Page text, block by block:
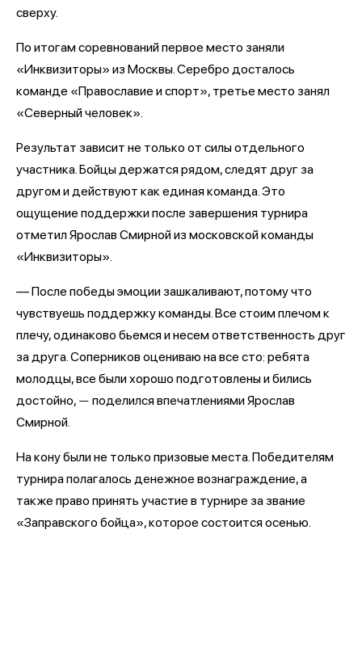
сверху.
По итогам соревнований первое место заняли
«Инквизиторы» из Москвы. Серебро досталось
команде «Православие и спорт», третье место занял
«Северный человек».
Результат зависит не только от силы отдельного
участника. Бойцы держатся рядом, следят друг за
другом и действуют как единая команда. Это
ощущение поддержки после завершения турнира
отметил Ярослав Смирной из московской команды
«Инквизиторы».
— После победы эмоции зашкаливают, потому что
чувствуешь поддержку команды. Все стоим плечом к
плечу, одинаково бьемся и несем ответственность друг
за друга. Соперников оцениваю на все сто: ребята
молодцы, все были хорошо подготовлены и бились
достойно, — поделился впечатлениями Ярослав
Смирной.
На кону были не только призовые места. Победителям
турнира полагалось денежное вознаграждение, а
также право принять участие в турнире за звание
«Заправского бойца», которое состоится осенью.